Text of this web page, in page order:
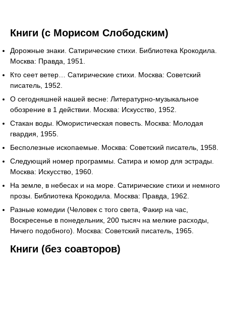
Книги (с Морисом Слободским)
Дорожные знаки. Сатирические стихи. Библиотека Крокодила.
Москва: Правда, 1951.
Кто сеет ветер… Сатирические стихи. Москва: Советский
писатель, 1952.
О сегодняшней нашей весне: Литературно-музыкальное
обозрение в 1 действии. Москва: Искусство, 1952.
Стакан воды. Юмористическая повесть. Москва: Молодая
гвардия, 1955.
Бесполезные ископаемые. Москва: Советский писатель, 1958.
Следующий номер программы. Сатира и юмор для эстрады.
Москва: Искусство, 1960.
На земле, в небесах и на море. Сатирические стихи и немного
прозы. Библиотека Крокодила. Москва: Правда, 1962.
Разные комедии (Человек с того света, Факир на час,
Воскресенье в понедельник, 200 тысяч на мелкие расходы,
Ничего подобного). Москва: Советский писатель, 1965.
Книги (без соавторов)